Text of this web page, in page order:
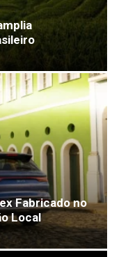
Fabricado no
Local